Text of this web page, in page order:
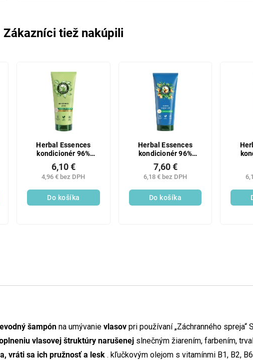
Zákazníci tiež nakúpili
Herbal Essences
kondicionér 96%
Natural origin Aloe
250ml
4,96 € bez DPH
6,10 €
Do košíka
Herbal Essences
kondicionér 96%
Natural origin Argan
Oil 250ml
6,18 € bez DPH
7,60 €
Do košíka
šampón na umývanie vlasov pri používaní „Záchranného spreja“
vlasovej štruktúry narušenej slnečným žiarením, farbením,
vráti sa ich pružnosť a lesk . kľučkovým olejom s vitamínmi B1, B2,